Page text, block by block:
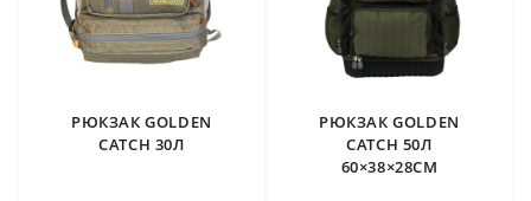
РЮКЗАК GOLDEN
CATCH 30Л
РЮКЗАК GOLDEN
CATCH 50Л
60×38×28СМ